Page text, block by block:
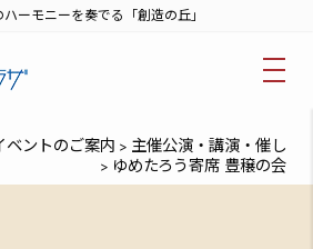
ーモニーを奏でる「創造の丘」
ベントのご案内 > 主催公演・講演・催し
> ゆめたろう寄席 豊穣の会